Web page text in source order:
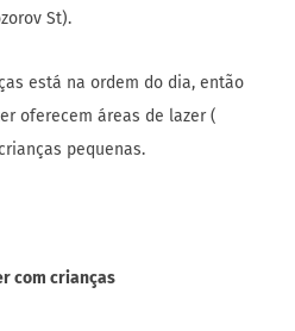
St).
está na ordem do dia, então
oferecem áreas de lazer (
pequenas.
com crianças